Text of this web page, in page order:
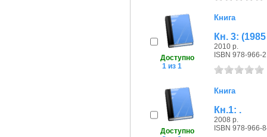
Доступно
1 из 1
Книга
Кн. 3:
2010 р.
ISBN 978-966-
Доступно
Книга
Кн.1: .
2008 р.
ISBN 978-966-